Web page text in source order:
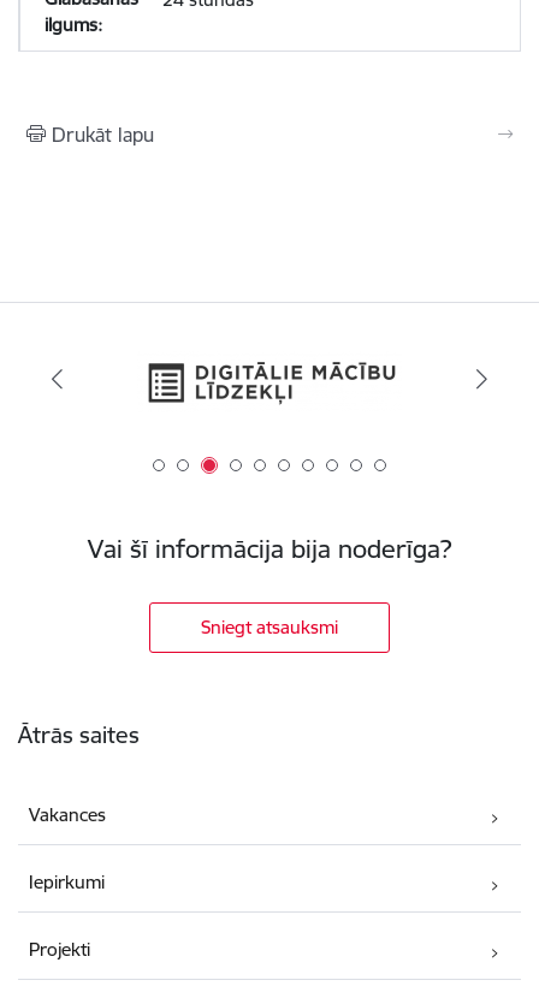
Drukāt lapu
Vai šī informācija bija noderīga?
Sniegt atsauksmi
Ātrās saites
Vakances
Iepirkumi
Projekti